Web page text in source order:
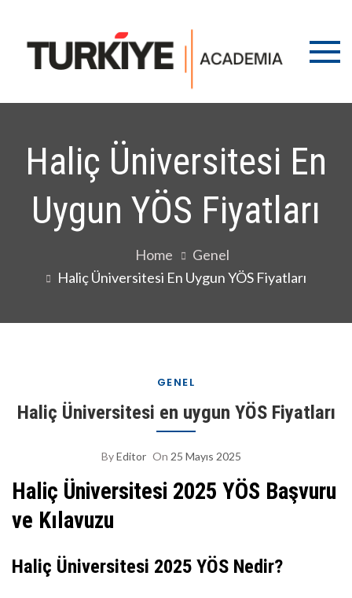
content
İran,
Kart
Haliç Üniversitesi En
Uygun YÖS Fiyatları
Home
Genel
Haliç Üniversitesi En Uygun YÖS Fiyatları
GENEL
Haliç Üniversitesi en uygun YÖS Fiyatları
ByEditor On 25 Mayıs 2025
Haliç Üniversitesi 2025 YÖS Başvuru
ve Kılavuzu
Haliç Üniversitesi 2025 YÖS Nedir?